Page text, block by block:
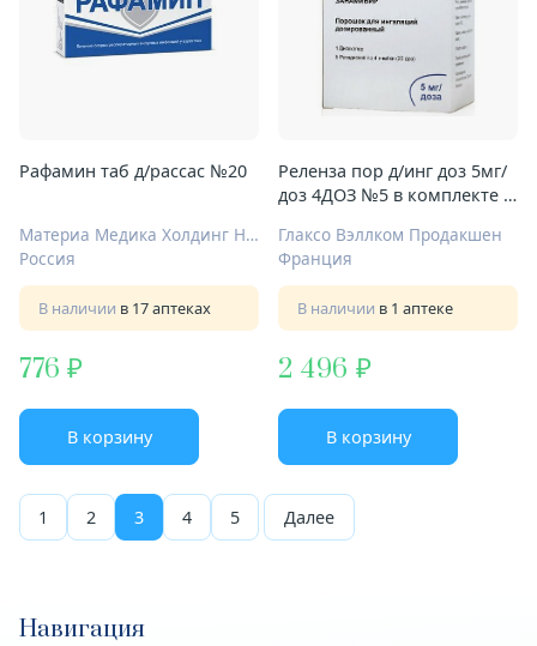
Рафамин таб д/рассас №20
Материа Медика Холдинг НПФ ООО
Россия
В наличии в 17 аптеках
776
В корзину
Реленза пор д/инг доз 5мг/
доз 4ДОЗ №5 в комплекте с
Глаксо Вэллком Продакшен
Франция
В наличии в 1 аптеке
2 496
В корзину
1 2 3 4 5 Далее
Навигация